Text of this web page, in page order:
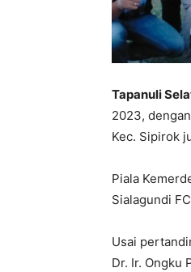
Tapanuli
2023,
Kec. Sipirok
Piala
Sialagundi
Usai
Dr. Ir. Ongku